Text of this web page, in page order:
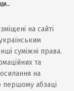
на сайті
суміжні права.
та
на
першому абзаці